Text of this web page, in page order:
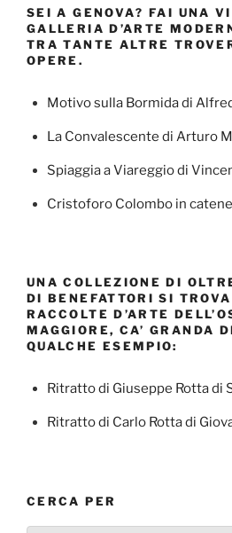
SEI A GENOVA? FAI UNA
GALLERIA D’ARTE
TRA TANTE ALTRE
OPERE.
Motivo sulla Bormida di
La Convalescente di Arturo
Spiaggia a Viareggio di
Cristoforo Colombo in
UNA COLLEZIONE DI
DI BENEFATTORI SI
RACCOLTE D’ARTE
MAGGIORE, CA’ GRANDA
QUALCHE ESEMPIO:
Ritratto di Giuseppe Rotta di
Ritratto di Carlo Rotta di
CERCA PER